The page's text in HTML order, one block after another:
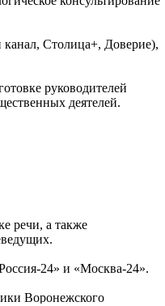
Столица+, Доверие),
руководителей
деятелей.
речи, а также
24» и «Москва-24».
Воронежского